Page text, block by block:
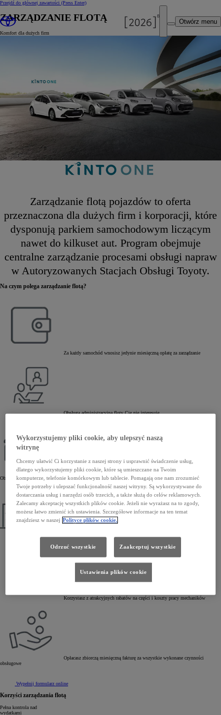
Przejdź do głównej zawartości (Press Enter)
Otwórz menu
ZARZĄDZANIE FLOTĄ
Komfort dla dużych firm
Zarządzanie flotą pojazdów to oferta
przeznaczona dla dużych firm i korporacji, które
dysponują parkiem samochodowym liczącym
nawet do kilkuset aut. Program obejmuje
centralne zarządzanie procesami obsługi napraw
w Autoryzowanych Stacjach Obsługi Toyoty.
Na czym polega zarządzanie flotą?
Za każdy samochód wnosisz jedynie miesięczną opłatę za zarządzanie
Obsługa administracyjna floty Cię nie interesuje
Korzystasz z kompleksowej obsługi serwisowej w Autoryzowanych Stacjach
Obsługi Toyoty
Autoryzujesz naprawy powyżej ustalonej kwoty
Korzystasz z atrakcyjnych rabatów na części i koszty pracy mechaników
Opłacasz zbiorczą miesięczną fakturę za wszystkie wykonane czynności
obsługowe
Wypełnij formularz online
Korzyści zarządzania flotą
Pełna kontrola nad
wydatkami
Wykorzystujemy pliki cookie, aby ulepszyć naszą
witrynę
Chcemy ułatwić Ci korzystanie z naszej strony i usprawnić świadczenie usług,
dlatego wykorzystujemy pliki cookie, które są umieszczane na Twoim
komputerze, telefonie komórkowym lub tablecie. Pomagają one nam zrozumieć
Twoje potrzeby i ulepszać funkcjonalność naszej witryny. Są wykorzystywane do
dostarczania usług i narzędzi osób trzecich, a także służą do celów reklamowych.
Zalecamy akceptację wszystkich plików cookie. Jeżeli nie wyrażasz na to zgody,
możesz łatwo zmienić ich ustawienia. Szczegółowe informacje na ten temat
znajdziesz w naszej Polityce plików cookie.
Odrzuć wszystkie Zaakceptuj wszystkie
Ustawienia plików cookie